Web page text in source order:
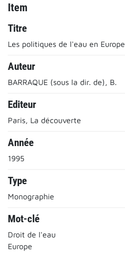
Item
Titre
Les politiques de l'eau en Europe.
Auteur
BARRAQUE (sous la dir. de), B.
Editeur
Paris, La découverte
Année
1995
Type
Monographie
Mot-clé
Droit de l'eau
Europe